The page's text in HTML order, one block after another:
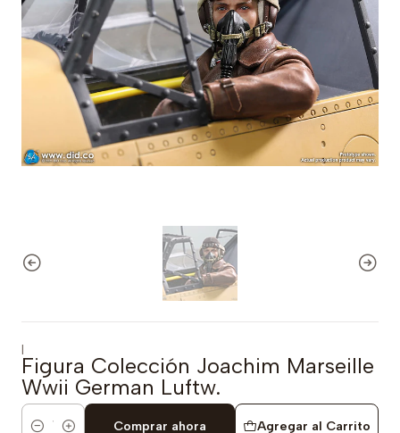
|
Figura Colección Joachim Marseille
Wwii German Luftw.
Agregar al Carrito
Comprar ahora